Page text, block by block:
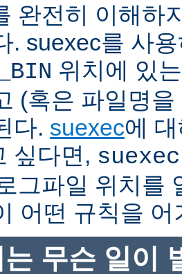
완전히 이해하
. suexec를 사
위치에 있
(혹은 파일명
다. suexec에
싶다면,
그파일 위치를
어떤 규칙을
무슨 일이